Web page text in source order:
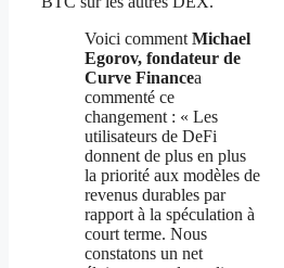
Voici comment Michael
Egorov, fondateur de
Curve Financea
commenté ce
changement : « Les
utilisateurs de DeFi
donnent de plus en plus
la priorité aux modèles de
revenus durables par
rapport à la spéculation à
court terme. Nous
constatons un net